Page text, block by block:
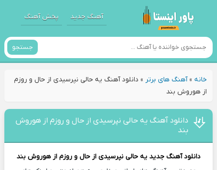
آهنگ جدید پخش آهنگ
جستجو
خانه»آهنگ های برتر » دانلود آهنگ ﻳﻪ ﺣﺎﻟﻰ ﻧﭙﺮﺳﻴﺪی از ﺣﺎل و روزم
از هوروش بند
دانلود آهنگ ﻳﻪ ﺣﺎﻟﻰ ﻧﭙﺮﺳﻴﺪی از ﺣﺎل و روزم از هوروش
بند
دانلود آهنگ جدید ﻳﻪ ﺣﺎﻟﻰ ﻧﭙﺮﺳﻴﺪی از ﺣﺎل و روزم از هوروش بند